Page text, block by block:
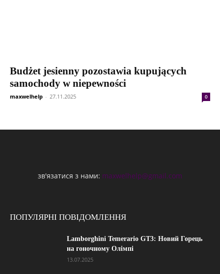
Budżet jesienny pozostawia kupujących
samochody w niepewności
maxwelhelp - 27.11.2025 0
зв'язатися з нами: maxwelhelp@gmail.com
ПОПУЛЯРНІ ПОВІДОМЛЕННЯ
Lamborghini Temerario GT3: Новий Горець
на гоночному Олімпі
13.07.2025